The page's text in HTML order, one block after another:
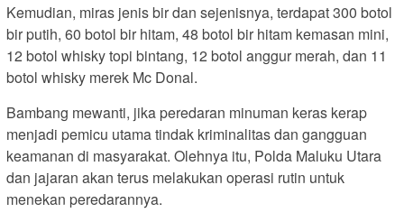
Kemudian, miras jenis bir dan sejenisnya, terdapat 300 botol
bir putih, 60 botol bir hitam, 48 botol bir hitam kemasan mini,
12 botol whisky topi bintang, 12 botol anggur merah, dan 11
botol whisky merek Mc Donal.
Bambang mewanti, jika peredaran minuman keras kerap
menjadi pemicu utama tindak kriminalitas dan gangguan
keamanan di masyarakat. Olehnya itu, Polda Maluku Utara
dan jajaran akan terus melakukan operasi rutin untuk
menekan peredarannya.